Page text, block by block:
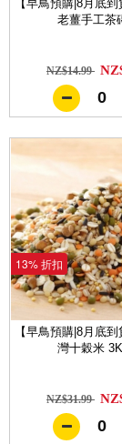
【早鳥預購|8月底
老薑手工茶
NZ$14.99
0
13% 折扣
【早鳥預購|8月底
灣十穀米
NZ$31.99
0